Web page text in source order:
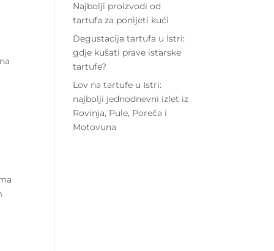
Najbolji proizvodi od
tartufa za ponijeti kući
Degustacija tartufa u Istri:
gdje kušati prave istarske
tartufe?
Lov na tartufe u Istri:
najbolji jednodnevni izlet iz
Rovinja, Pule, Poreča i
Motovuna